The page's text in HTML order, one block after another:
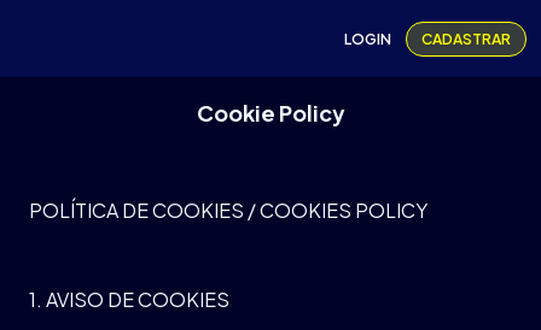
LOGIN CADASTRAR
Cookie Policy
POLÍTICA DE COOKIES / COOKIES POLICY
1. AVISO DE COOKIES